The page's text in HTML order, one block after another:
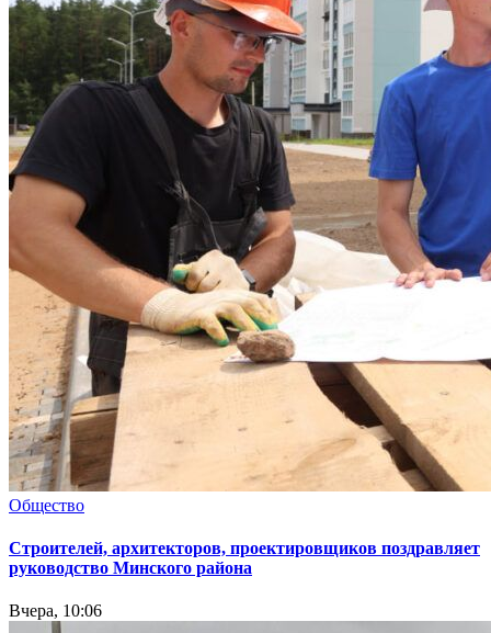
Общество
Cтроителей, архитекторов, проектировщиков поздравляет
руководство Минского района
Вчера, 10:06